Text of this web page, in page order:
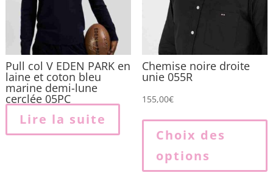
Pull col V EDEN PARK en
laine et coton bleu
marine demi-lune
cerclée 05PC
Lire la suite
Chemise noire droite
unie 055R
155,00€
Choix des
options